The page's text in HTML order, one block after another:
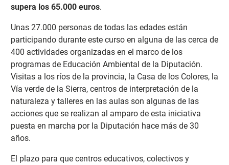
supera los 65.000 euros.
Unas 27.000 personas de todas las edades están
participando durante este curso en alguna de las cerca de
400 actividades organizadas en el marco de los
programas de Educación Ambiental de la Diputación.
Visitas a los ríos de la provincia, la Casa de los Colores, la
Vía verde de la Sierra, centros de interpretación de la
naturaleza y talleres en las aulas son algunas de las
acciones que se realizan al amparo de esta iniciativa
puesta en marcha por la Diputación hace más de 30
años.
El plazo para que centros educativos, colectivos y